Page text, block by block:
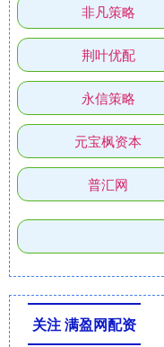
非凡策略
荆叶优配
永信策略
元宝枫资本
普汇网
关注 满盈网配资